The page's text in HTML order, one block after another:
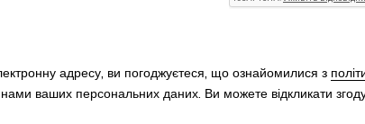
адресу, ви погоджуєтеся, що ознайомилися з
ваших персональних даних. Ви можете відкликати